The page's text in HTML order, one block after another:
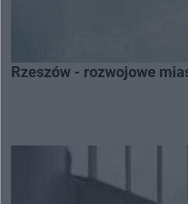
Rzeszów - rozwojowe